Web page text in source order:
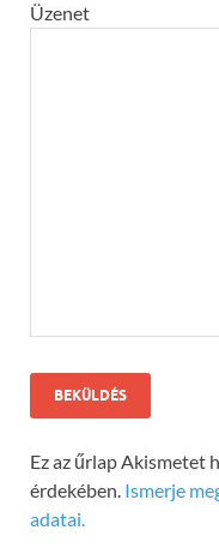
Üzenet
Ez az űrlap Akismetet
érdekében. Ismerje
adatai.